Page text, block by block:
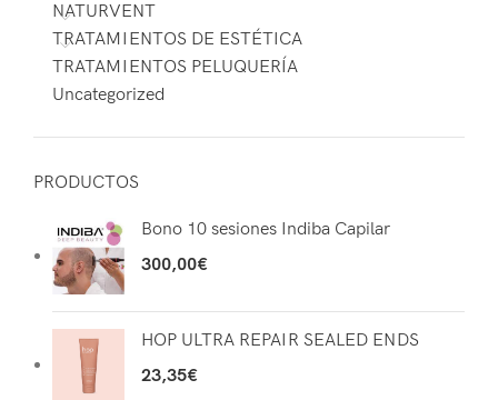
NATURVENT
TRATAMIENTOS DE ESTÉTICA
TRATAMIENTOS PELUQUERÍA
Uncategorized
PRODUCTOS
Bono 10 sesiones Indiba Capilar
300,00€
HOP ULTRA REPAIR SEALED ENDS
23,35€